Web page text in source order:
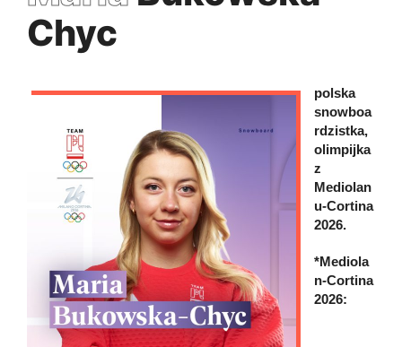
Chyc
polska
snowboa
rdzistka,
olimpijka
z
Mediolan
u-Cortina
2026.
*Mediola
n-Cortina
2026: